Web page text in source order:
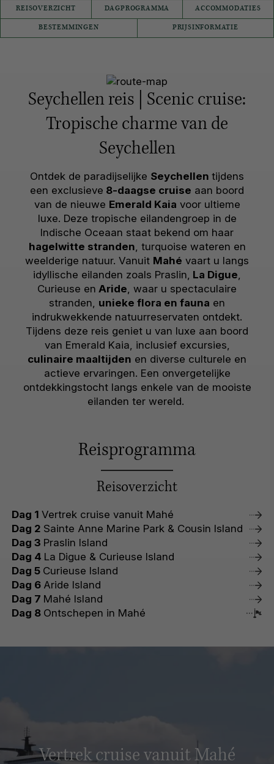
REISOVERZICHT DAGPROGRAMMA ACCOMMODATIES
BESTEMMINGEN PRIJSINFORMATIE
Seychellen reis | Scenic cruise:
Tropische charme van de
Seychellen
Ontdek de paradijselijke Seychellen tijdens
een exclusieve 8-daagse cruise aan boord
van de nieuwe Emerald Kaia voor ultieme
luxe. Deze tropische eilandengroep in de
Indische Oceaan staat bekend om haar
hagelwitte stranden, turquoise wateren en
weelderige natuur. Vanuit Mahé vaart u langs
idyllische eilanden zoals Praslin, La Digue,
Curieuse en Aride, waar u spectaculaire
stranden, unieke flora en fauna en
indrukwekkende natuurreservaten ontdekt.
Tijdens deze reis geniet u van luxe aan boord
van Emerald Kaia, inclusief excursies,
culinaire maaltijden en diverse culturele en
actieve ervaringen. Een onvergetelijke
ontdekkingstocht langs enkele van de mooiste
eilanden ter wereld.
Reisprogramma
Reisoverzicht
Dag 1 Vertrek cruise vanuit Mahé
Dag 2 Sainte Anne Marine Park & Cousin Island
Dag 3 Praslin Island
Dag 4 La Digue & Curieuse Island
Dag 5 Curieuse Island
Dag 6 Aride Island
Dag 7 Mahé Island
Dag 8 Ontschepen in Mahé
Vertrek cruise vanuit Mahé